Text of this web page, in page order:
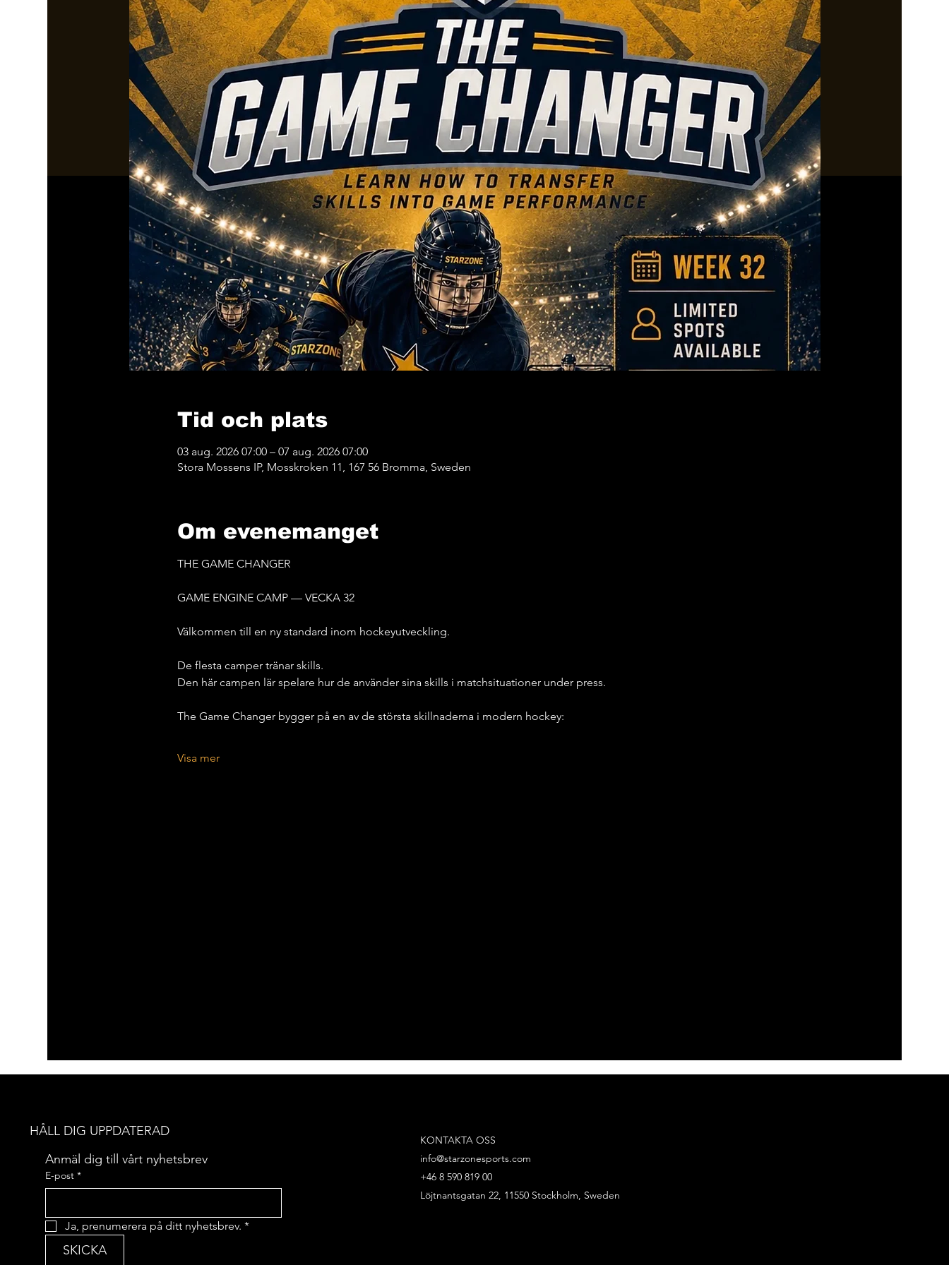
Tid och plats
03 aug. 2026 07:00 – 07 aug. 2026 07:00
Stora Mossens IP, Mosskroken 11, 167 56 Bromma, Sweden
Om evenemanget
THE GAME CHANGER
GAME ENGINE CAMP — VECKA 32
Välkommen till en ny standard inom hockeyutveckling.
De flesta camper tränar skills.
Den här campen lär spelare hur de använder sina skills i matchsituationer under press.
The Game Changer bygger på en av de största skillnaderna i modern hockey:
Visa mer
HÅLL DIG UPPDATERAD
Anmäl dig till vårt nyhetsbrev
E-post *
Ja, prenumerera på ditt nyhetsbrev. *
SKICKA
KONTAKTA OSS
info@starzonesports.com
+46 8 590 819 00
Löjtnantsgatan 22, 11550 Stockholm, Sweden